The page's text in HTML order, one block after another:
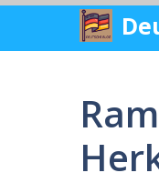
Skip
content